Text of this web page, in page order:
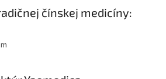
čínskej medicíny: